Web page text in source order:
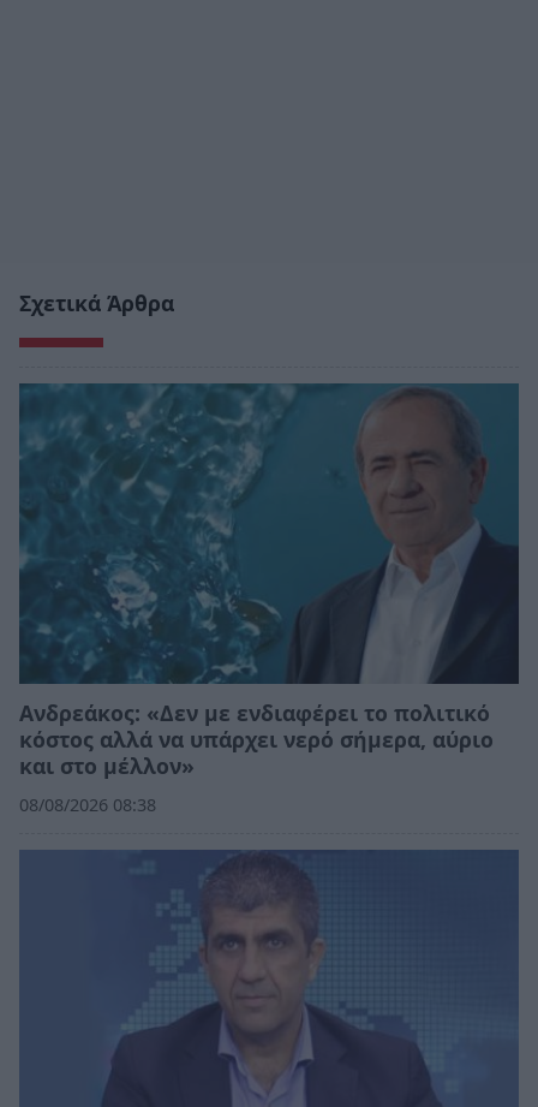
Σχετικά Άρθρα
Ανδρεάκος: «Δεν με ενδιαφέρει το πολιτικό
κόστος αλλά να υπάρχει νερό σήμερα, αύριο
και στο μέλλον»
08/08/2026 08:38